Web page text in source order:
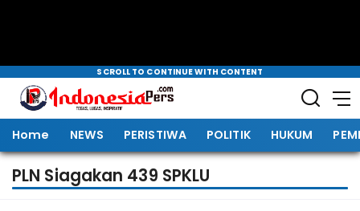
SCROLL TO CONTINUE WITH CONTENT
Home NEWS PERISTIWA POLITIK HUKUM
PLN Siagakan 439 SPKLU